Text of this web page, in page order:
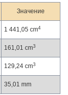
Значение
1 441,05 cm4
161,01 cm3
129,24 cm3
35,01 mm